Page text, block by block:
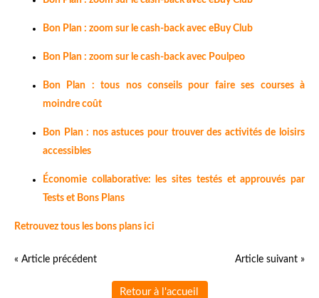
Bon Plan : zoom sur le cash-back avec eBuy Club
Bon Plan : zoom sur le cash-back avec Poulpeo
Bon Plan : tous nos conseils pour faire ses courses à
moindre coût
Bon Plan : nos astuces pour trouver des activités de loisirs
accessibles
Économie collaborative: les sites testés et approuvés par
Tests et Bons Plans
Retrouvez tous les bons plans ici
« Article précédent Article suivant »
Retour à l'accueil